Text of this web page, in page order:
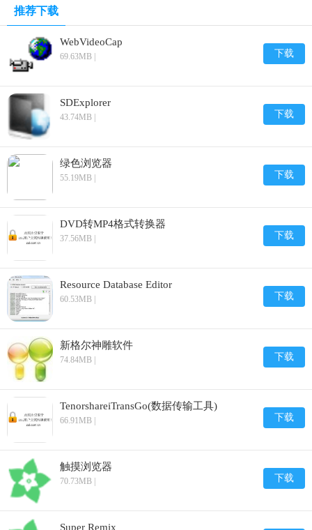
推荐下载
WebVideoCap
69.63MB | 下载
SDExplorer
43.74MB | 下载
绿色浏览器
55.19MB | 下载
DVD转MP4格式转换器
37.56MB | 下载
Resource Database Editor
60.53MB | 下载
新格尔神雕软件
74.84MB | 下载
TenorshareiTransGo(数据传输工具)
66.91MB | 下载
触摸浏览器
70.73MB | 下载
Super Remix